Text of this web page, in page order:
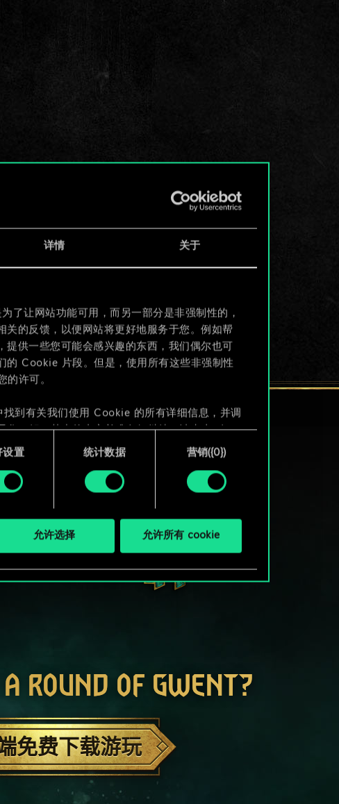
详情 关于
了让网站功能可用，而另一部分是非强制性的，
关的反馈，以便网站将更好地服务于您。例如帮
提供一些您可能会感兴趣的东西，我们偶尔也可
的 Cookie 片段。但是，使用所有这些非强制性
的许可。
找到有关我们使用 Cookie 的所有详细信息，并调
您了解了其中的内容并准备好继续，请点击"确
设置 统计数据 营销({0})
允许选择 允许所有 cookie
ROUND OF GWENT?
免费下载游玩